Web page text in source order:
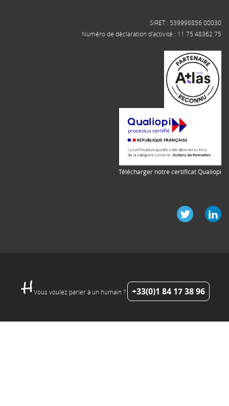
SIRET : 539998856 00030
Numéro de déclaration d'activité : 11 75 48362 75
Télécharger notre certificat Qualiopi
Vous voulez parler à un humain ? +33(0)1 84 17 38 96